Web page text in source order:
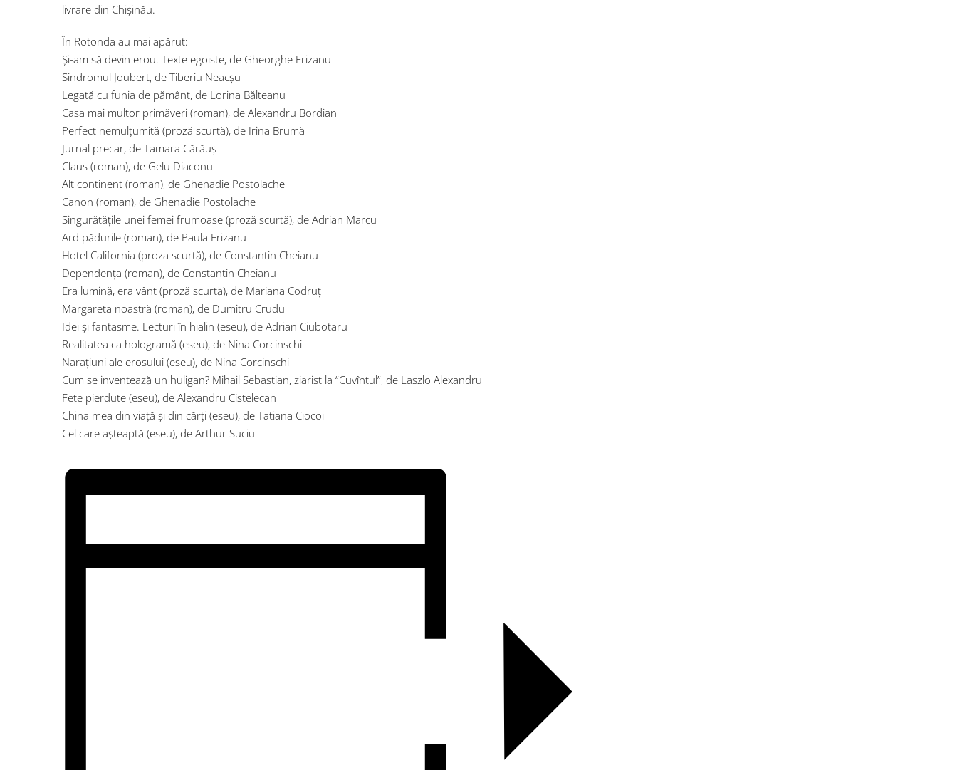
livrare din Chișinău.
În Rotonda au mai apărut:
Și-am să devin erou. Texte egoiste, de Gheorghe Erizanu
Sindromul Joubert, de Tiberiu Neacșu
Legată cu funia de pământ, de Lorina Bălteanu
Casa mai multor primăveri (roman), de Alexandru Bordian
Perfect nemulțumită (proză scurtă), de Irina Brumă
Jurnal precar, de Tamara Cărăuș
Claus (roman), de Gelu Diaconu
Alt continent (roman), de Ghenadie Postolache
Canon (roman), de Ghenadie Postolache
Singurătățile unei femei frumoase (proză scurtă), de Adrian Marcu
Ard pădurile (roman), de Paula Erizanu
Hotel California (proza scurtă), de Constantin Cheianu
Dependența (roman), de Constantin Cheianu
Era lumină, era vânt (proză scurtă), de Mariana Codruț
Margareta noastră (roman), de Dumitru Crudu
Idei și fantasme. Lecturi în hialin (eseu), de Adrian Ciubotaru
Realitatea ca hologramă (eseu), de Nina Corcinschi
Narațiuni ale erosului (eseu), de Nina Corcinschi
Cum se inventează un huligan? Mihail Sebastian, ziarist la “Cuvîntul”, de Laszlo Alexandru
Fete pierdute (eseu), de Alexandru Cistelecan
China mea din viață și din cărți (eseu), de Tatiana Ciocoi
Cel care așteaptă (eseu), de Arthur Suciu